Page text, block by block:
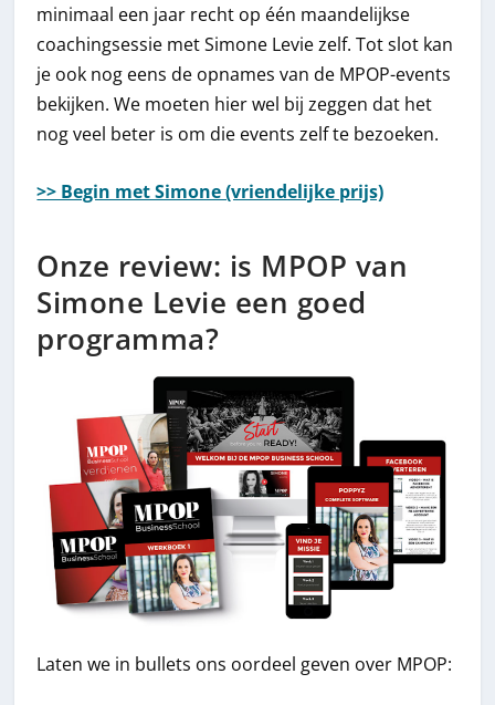
minimaal een jaar recht op één maandelijkse
coachingsessie met Simone Levie zelf. Tot slot kan
je ook nog eens de opnames van de MPOP-events
bekijken. We moeten hier wel bij zeggen dat het
nog veel beter is om die events zelf te bezoeken.
>> Begin met Simone (vriendelijke prijs)
Onze review: is MPOP van
Simone Levie een goed
programma?
Laten we in bullets ons oordeel geven over MPOP: